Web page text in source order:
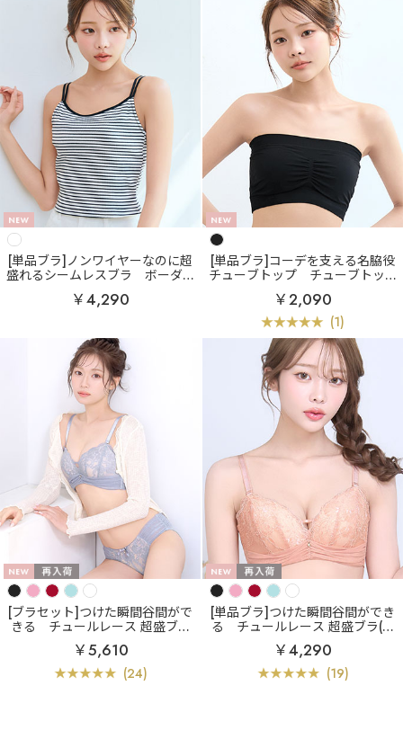
[単品ブラ]ノンワイヤーなのに超
盛れるシームレスブラ
ボーダー
リブ フロントホック ブラトップ
ノンワイヤー 超盛ブラ(R) 単品ブ
￥4,290
[単品ブラ]コーデを支える名脇役
チューブトップ
チューブトップ
バンドゥブラ ノンワイヤー 単品
ブラジャー
￥2,090
(1)
[ブラセット]つけた瞬間谷間がで
きる
チュールレース 超盛ブラ
(R) ブラジャー&ショーツ
￥5,610
(24)
[単品ブラ]つけた瞬間谷間ができ
る
チュールレース 超盛ブラ(R)
単品ブラジャー
￥4,290
(19)